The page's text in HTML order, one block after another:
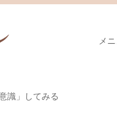
メ
識」してみる